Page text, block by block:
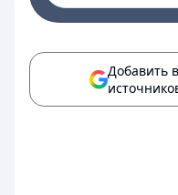
Добавить